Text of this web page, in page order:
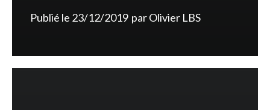
Publié le 23/12/2019 parOlivier LBS